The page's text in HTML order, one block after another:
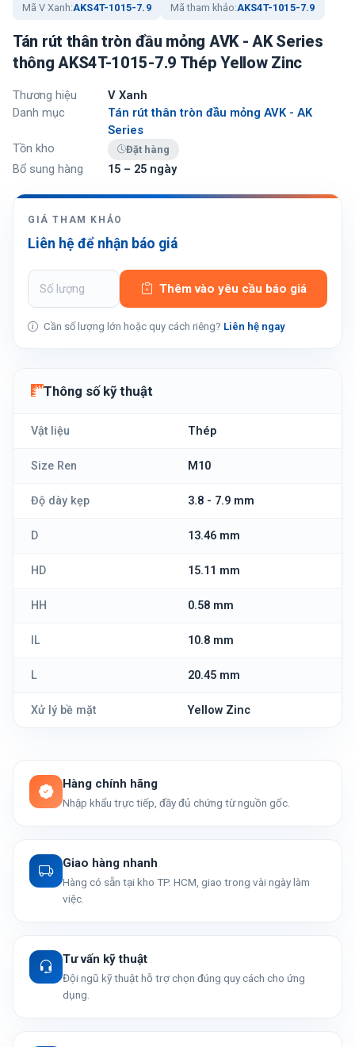
Mã V Xanh:AKS4T-1015-7.9 Mã tham khảo:AKS4T-1015-7.9
Tán rút thân tròn đầu mỏng AVK - AK Series
thông AKS4T-1015-7.9 Thép Yellow Zinc
Thương hiệu
V Xanh
Danh mục
Tán rút thân tròn đầu mỏng AVK - AK
Series
Tồn kho
Đặt hàng
Bổ sung hàng 15 – 25 ngày
GIÁ THAM KHẢO
Liên hệ để nhận báo giá
Thêm vào yêu cầu báo giá
Cần số lượng lớn hoặc quy cách riêng? Liên hệ ngay
Thông số kỹ thuật
Vật liệu Thép
Size Ren M10
Độ dày kẹp 3.8 - 7.9 mm
D 13.46 mm
HD 15.11 mm
HH 0.58 mm
IL 10.8 mm
L 20.45 mm
Xử lý bề mặt Yellow Zinc
Hàng chính hãng
Nhập khẩu trực tiếp, đầy đủ chứng từ nguồn gốc.
Giao hàng nhanh
Hàng có sẵn tại kho TP. HCM, giao trong vài ngày làm
việc.
Tư vấn kỹ thuật
Đội ngũ kỹ thuật hỗ trợ chọn đúng quy cách cho ứng
dụng.